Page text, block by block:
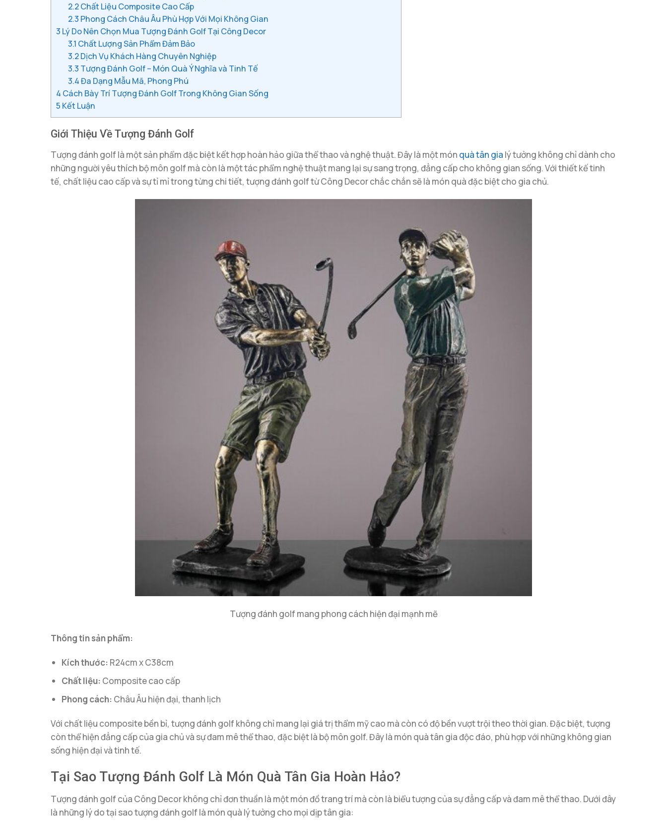
2.2Chất Liệu Composite Cao Cấp
2.3 Phong Cách Châu Âu Phù Hợp Với Mọi Không Gian
3 Lý Do Nên Chọn Mua Tượng Đánh Golf Tại Công Decor
3.1 Chất Lượng Sản Phẩm Đảm Bảo
3.2Dịch Vụ Khách Hàng Chuyên Nghiệp
3.3 Tượng Đánh Golf – Món Quà Ý Nghĩa và Tinh Tế
3.4Đa Dạng Mẫu Mã, Phong Phú
4 Cách Bày Trí Tượng Đánh Golf Trong Không Gian Sống
5 Kết Luận
Giới Thiệu Về Tượng Đánh Golf
Tượng đánh golf là một sản phẩm đặc biệt kết hợp hoàn hảo giữa thể thao và nghệ thuật. Đây là một món quà tân gia lý tưởng không chỉ dành cho
những người yêu thích bộ môn golf mà còn là một tác phẩm nghệ thuật mang lại sự sang trọng, đẳng cấp cho không gian sống. Với thiết kế tinh
tế, chất liệu cao cấp và sự tỉ mỉ trong từng chi tiết, tượng đánh golf từ Công Decor chắc chắn sẽ là món quà đặc biệt cho gia chủ.
Tượng đánh golf mang phong cách hiện đại mạnh mẽ
Thông tin sản phẩm:
Kích thước: R24cm x C38cm
Chất liệu: Composite cao cấp
Phong cách: Châu Âu hiện đại, thanh lịch
Với chất liệu composite bền bỉ, tượng đánh golf không chỉ mang lại giá trị thẩm mỹ cao mà còn có độ bền vượt trội theo thời gian. Đặc biệt, tượng
còn thể hiện đẳng cấp của gia chủ và sự đam mê thể thao, đặc biệt là bộ môn golf. Đây là món quà tân gia độc đáo, phù hợp với những không gian
sống hiện đại và tinh tế.
Tại Sao Tượng Đánh Golf Là Món Quà Tân Gia Hoàn Hảo?
Tượng đánh golf của Công Decor không chỉ đơn thuần là một món đồ trang trí mà còn là biểu tượng của sự đẳng cấp và đam mê thể thao. Dưới đây
là những lý do tại sao tượng đánh golf là món quà lý tưởng cho mọi dịp tân gia: